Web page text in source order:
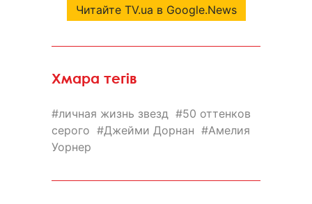
Читайте TV.ua в Google.News
Хмара тегів
личная жизнь звезд
50 оттенков
серого
Джейми Дорнан
Амелия
Уорнер